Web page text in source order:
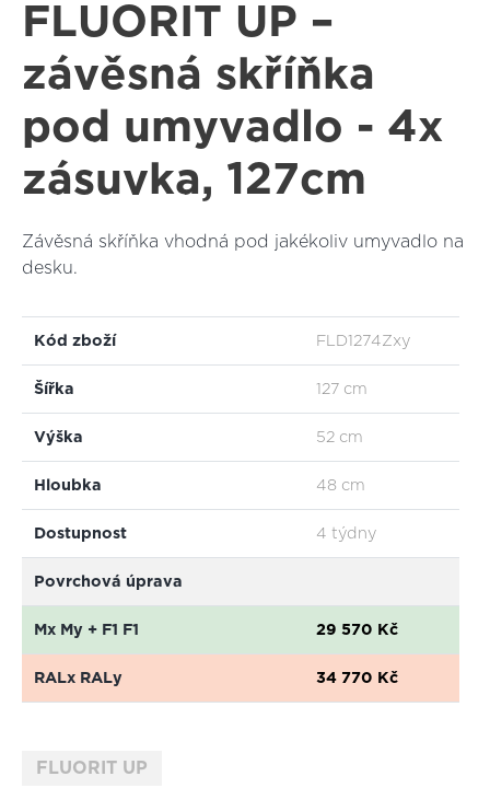
FLUORIT UP –
závěsná skříňka
pod umyvadlo - 4x
zásuvka, 127cm
Závěsná skříňka vhodná pod jakékoliv umyvadlo na
desku.
Kód zboží FLD1274Zxy
Šířka 127 cm
Výška 52 cm
Hloubka 48 cm
Dostupnost 4 týdny
Povrchová úprava
Mx My + F1 F1 29 570 Kč
RALx RALy 34 770 Kč
FLUORIT UP